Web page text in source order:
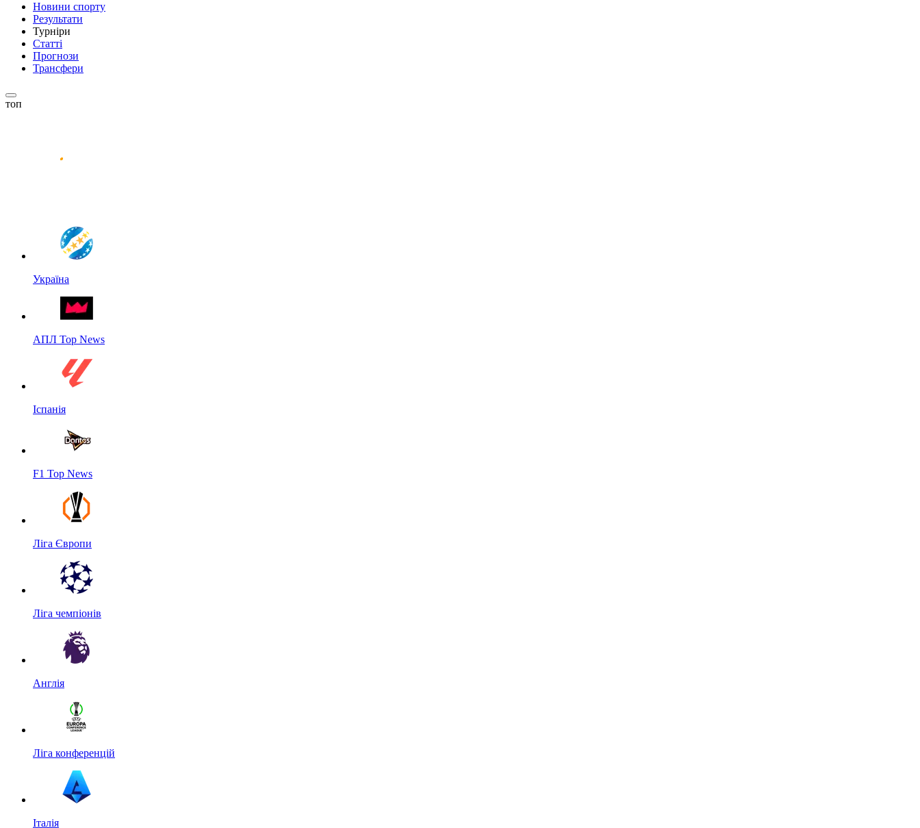
Новини спорту
Результати
Турніри
Статті
Прогнози
Трансфери
топ
Україна
АПЛ Top News
Іспанія
F1 Top News
Ліга Європи
Ліга чемпіонів
Англія
Ліга конференцій
Італія